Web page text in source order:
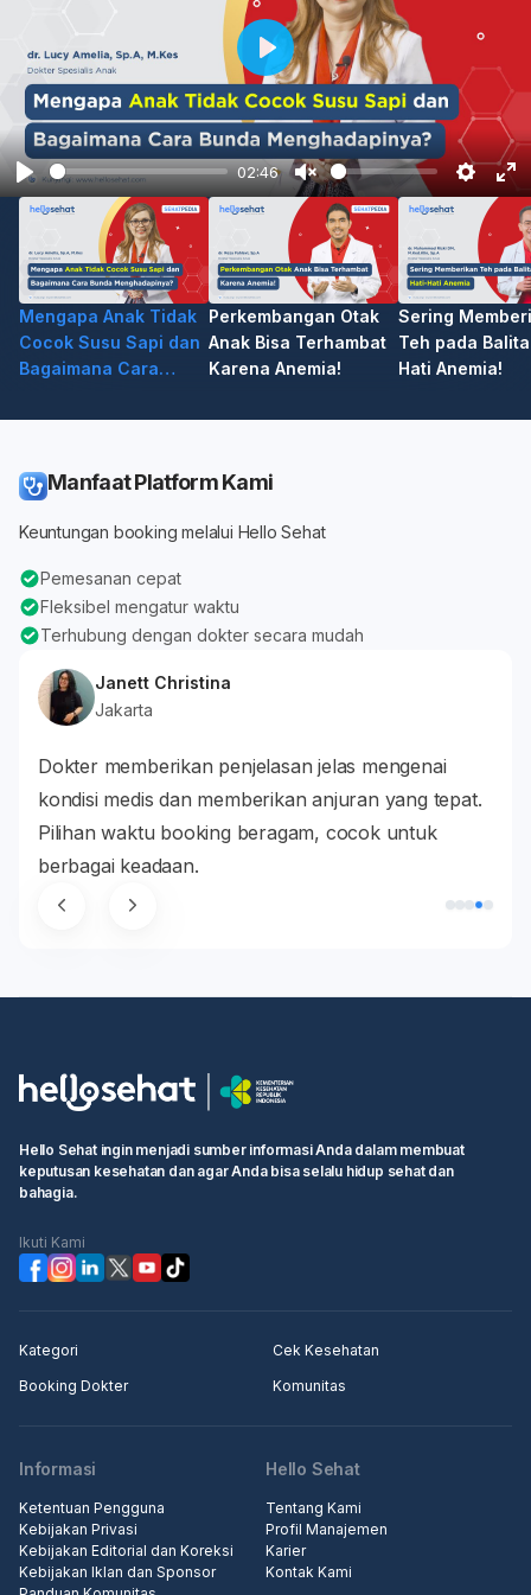
Play
02:46
Unmute
Play
Mengapa Anak Tidak
Cocok Susu Sapi dan
Bagaimana Cara
Menghadapinya?
Perkembangan Otak
Anak Bisa Terhambat
Karena Anemia!
Sering
Teh pada
Hati Anemia!
Manfaat Platform Kami
Keuntungan booking melalui Hello Sehat
Pemesanan cepat
Fleksibel mengatur waktu
Terhubung dengan dokter secara mudah
Janett Christina
Jakarta
Dokter memberikan penjelasan jelas mengenai
kondisi medis dan memberikan anjuran yang tepat.
Pilihan waktu booking beragam, cocok untuk
berbagai keadaan.
Hello Sehat ingin menjadi sumber informasi Anda dalam membuat
keputusan kesehatan dan agar Anda bisa selalu hidup sehat dan
bahagia.
Ikuti Kami
Kategori
Cek Kesehatan
Booking Dokter
Komunitas
Informasi
Ketentuan Pengguna
Kebijakan Privasi
Kebijakan Editorial dan Koreksi
Kebijakan Iklan dan Sponsor
Hello Sehat
Tentang Kami
Profil Manajemen
Karier
Kontak Kami